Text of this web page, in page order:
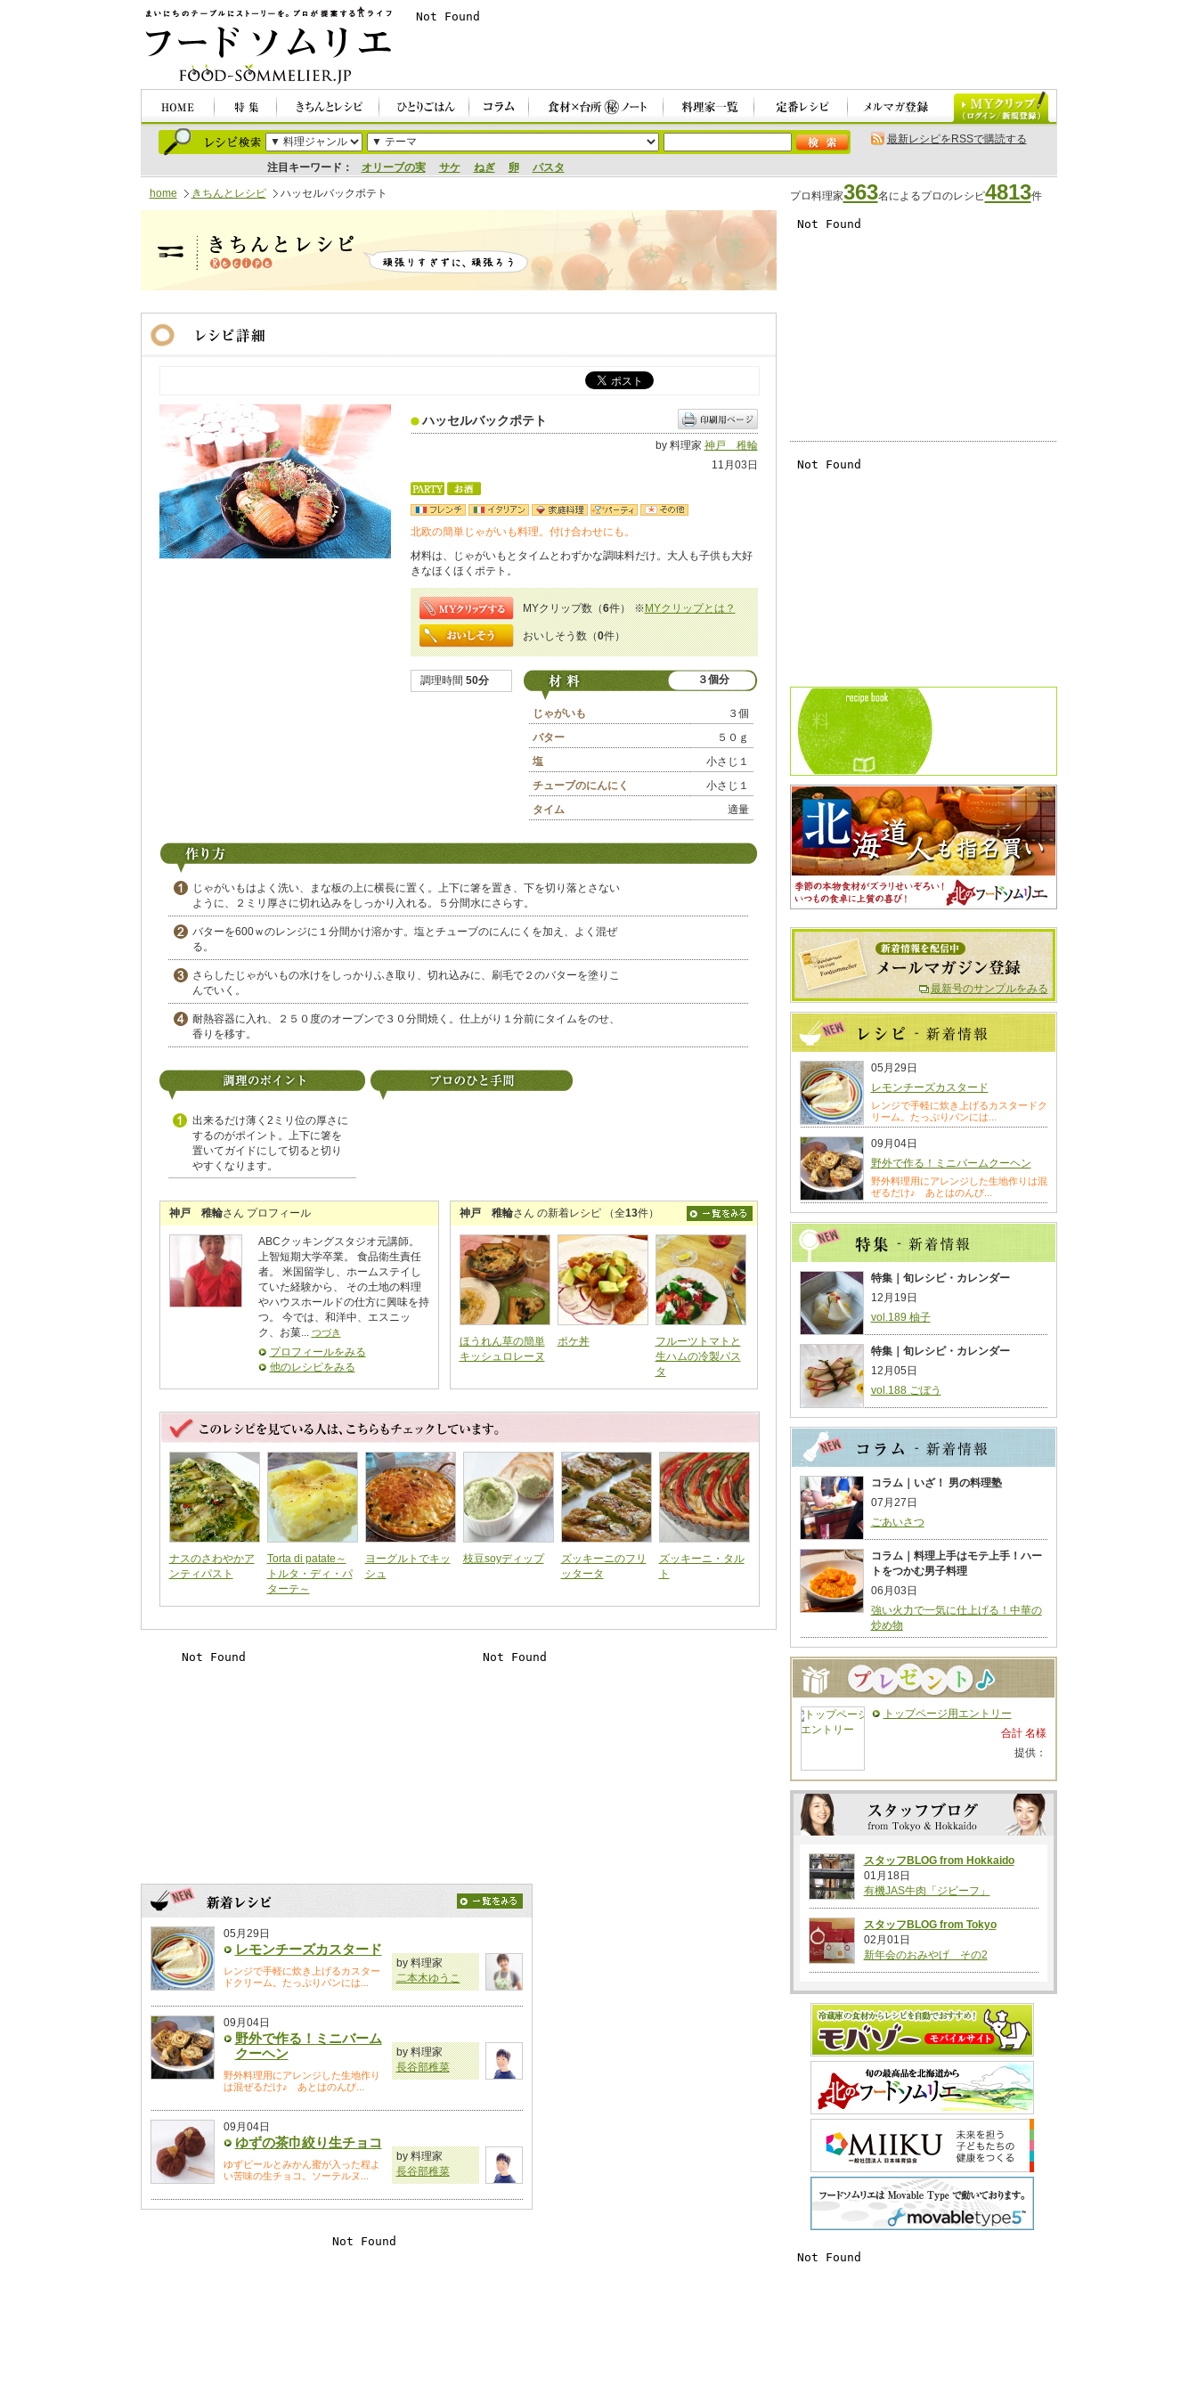
注目キーワード： オリーブの実 サケ ねぎ 卵 パスタ
最新レシピをRSSで購読する
home きちんとレシピ ハッセルバックポテト プロ料理家363名によるプロのレシピ4813件
ハッセルバックポテト
by 料理家 神戸 稚輪
11月03日
北欧の簡単じゃがいも料理。付け合わせにも。
材料は、じゃがいもとタイムとわずかな調味料だけ。大人も子供も大好
きなほくほくポテト。
MYクリップ数（6件） ※MYクリップとは？
おいしそう数（0件）
調理時間 50分 ３個分
じゃがいも
３個
バター
５０ｇ
塩
小さじ１
チューブのにんにく
小さじ１
タイム
適量
じゃがいもはよく洗い、まな板の上に横長に置く。上下に箸を置き、下を切り落とさない
ように、２ミリ厚さに切れ込みをしっかり入れる。５分間水にさらす。
バターを600ｗのレンジに１分間かけ溶かす。塩とチューブのにんにくを加え、よく混ぜ
る。
さらしたじゃがいもの水けをしっかりふき取り、切れ込みに、刷毛で２のバターを塗りこ
んでいく。
耐熱容器に入れ、２５０度のオーブンで３０分間焼く。仕上がり１分前にタイムをのせ、
香りを移す。
出来るだけ薄く2ミリ位の厚さに
するのがポイント。上下に箸を
置いてガイドにして切ると切り
やすくなります。
神戸 稚輪さん プロフィール
ABCクッキングスタジオ元講師。
上智短期大学卒業。 食品衛生責任
者。 米国留学し、ホームステイし
ていた経験から、 その土地の料理
やハウスホールドの仕方に興味を持
つ。 今では、和洋中、エスニッ
ク、お菓... つづき
プロフィールをみる
他のレシピをみる
神戸 稚輪さん の新着レシピ （全13件）
ほうれん草の簡単
キッシュロレーヌ
ポケ丼
フルーツトマトと
生ハムの冷製パス
タ
ナスのさわやかア
ンティパスト
Torta di patate～
トルタ・ディ・パ
ターテ～
ヨーグルトでキッ
シュ
枝豆soyディップ
ズッキーニのフリ
ッタータ
ズッキーニ・タル
ト
05月29日
レモンチーズカスタード
レンジで手軽に炊き上げるカスター
ドクリーム。たっぷりパンには...
by 料理家
二本木ゆうこ
09月04日
野外で作る！ミニバーム
クーヘン
野外料理用にアレンジした生地作り
は混ぜるだけ♪ あとはのんび...
by 料理家
長谷部稚菜
09月04日
ゆずの茶巾絞り生チョコ
ゆずピールとみかん蜜が入った程よ
い苦味の生チョコ。ソーテルヌ...
by 料理家
長谷部稚菜
最新号のサンプルをみる
05月29日
レモンチーズカスタード
レンジで手軽に炊き上げるカスタードク
リーム。たっぷりパンには...
09月04日
野外で作る！ミニバームクーヘン
野外料理用にアレンジした生地作りは混
ぜるだけ♪ あとはのんび...
特集｜旬レシピ・カレンダー
12月19日
vol.189 柚子
特集｜旬レシピ・カレンダー
12月05日
vol.188 ごぼう
コラム｜いざ！ 男の料理塾
07月27日
ごあいさつ
コラム｜料理上手はモテ上手！ハー
トをつかむ男子料理
06月03日
強い火力で一気に仕上げる！中華の
炒め物
トップページ用エントリー
合計 名様
提供：
スタッフBLOG from Hokkaido
01月18日
有機JAS牛肉「ジビーフ」
スタッフBLOG from Tokyo
02月01日
新年会のおみやげ その2